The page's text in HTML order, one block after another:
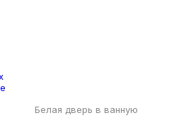
Белая дверь в ванную